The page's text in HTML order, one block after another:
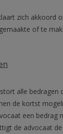
zich akkoord
of te
alle bedragen
de kortst
een bedrag
de advocaat